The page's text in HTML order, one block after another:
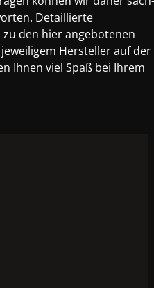
Detaillierte
den hier angebotenen
Hersteller auf der
Ihnen viel Spaß bei Ihrem